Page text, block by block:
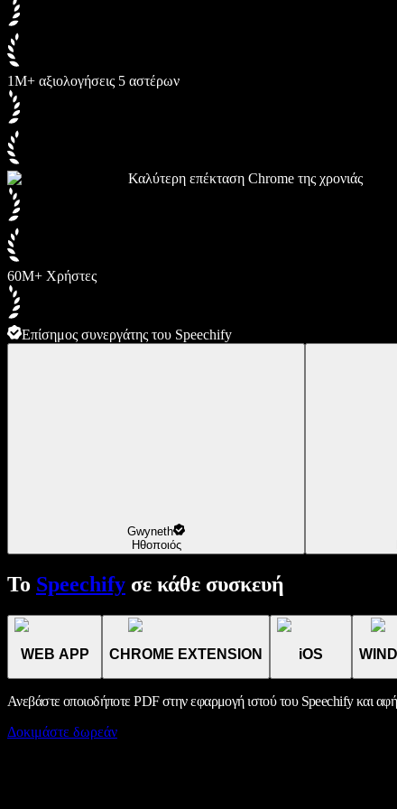
1M+ αξιολογήσεις 5 αστέρων
Καλύτερη επέκταση Chrome της χρονιάς
60M+ Χρήστες
Επίσημος συνεργάτης του Speechify
Gwyneth
Ηθοποιός
Το Speechify σε κάθε συσκευή
WEB APP CHROME EXTENSION iOS
Ανεβάστε οποιοδήποτε PDF στην εφαρμογή ιστού του Speechify και
Δοκιμάστε δωρεάν